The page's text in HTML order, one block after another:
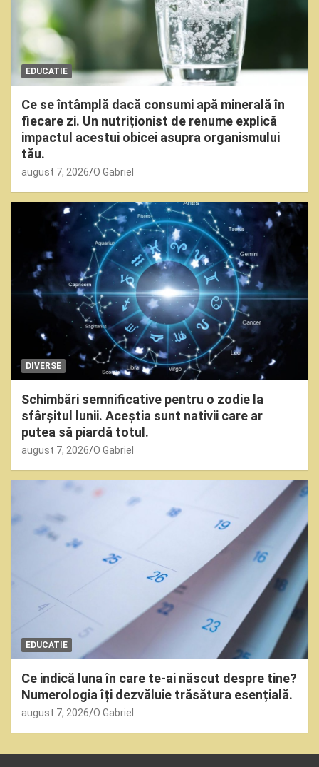
EDUCATIE
Ce se întâmplă dacă consumi apă minerală în
fiecare zi. Un nutriționist de renume explică
impactul acestui obicei asupra organismului
tău.
august 7, 2026 O Gabriel
DIVERSE
Schimbări semnificative pentru o zodie la
sfârșitul lunii. Aceștia sunt nativii care ar
putea să piardă totul.
august 7, 2026 O Gabriel
EDUCATIE
Ce indică luna în care te-ai născut despre tine?
Numerologia îți dezvăluie trăsătura esențială.
august 7, 2026 O Gabriel